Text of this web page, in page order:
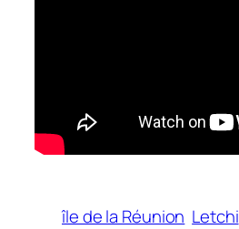
île de la Réunion Letchi